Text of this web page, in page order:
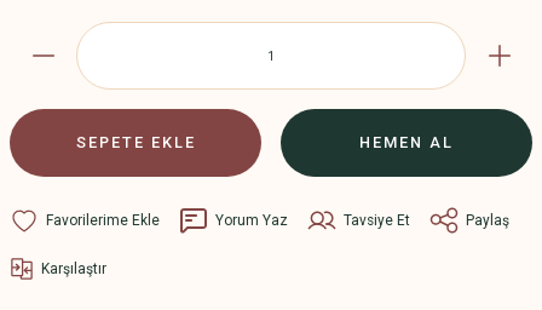
SEPETE EKLE HEMEN AL
Yorum Yaz Tavsiye Et Paylaş
Karşılaştır